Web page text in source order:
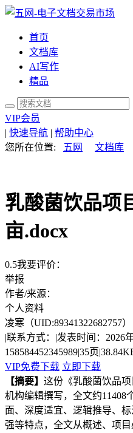
首页
文档库
AI写作
精品
VIP会员
| 快速导航 | 帮助中心
您所在位置:
五网 文档库
乳酸菌饮品项
亩.docx
0.5我要评价：
举报
作者/来源：
个人资料
凌寒 （UID:89341322682757）
|联系方式： |发表时间：2026
158584452345989|35页|
VIP免费下载 立即下载
【摘要】 这份《乳酸菌饮品
机构编辑撰写，全文约11408
面、深度适宜、逻辑推导、
强等特点，全文从概述、项